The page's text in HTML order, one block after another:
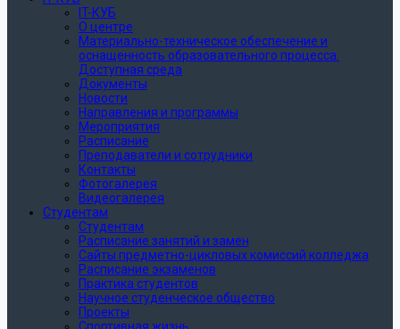
IT-КУБ
О центре
Материально-техническое обеспечение и
оснащенность образовательного процесса.
Доступная среда
Документы
Новости
Направления и программы
Мероприятия
Расписание
Преподаватели и сотрудники
Контакты
Фотогалерея
Видеогалерея
Студентам
Студентам
Расписание занятий и замен
Сайты предметно-цикловых комиссий колледжа
Расписание экзаменов
Практика студентов
Научное студенческое общество
Проекты